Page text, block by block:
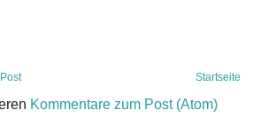
Startseite
Kommentare zum Post (Atom)